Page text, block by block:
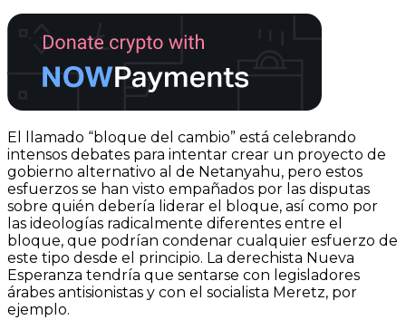
El llamado “bloque del cambio” está celebrando
intensos debates para intentar crear un proyecto de
gobierno alternativo al de Netanyahu, pero estos
esfuerzos se han visto empañados por las disputas
sobre quién debería liderar el bloque, así como por
las ideologías radicalmente diferentes entre el
bloque, que podrían condenar cualquier esfuerzo de
este tipo desde el principio. La derechista Nueva
Esperanza tendría que sentarse con legisladores
árabes antisionistas y con el socialista Meretz, por
ejemplo.